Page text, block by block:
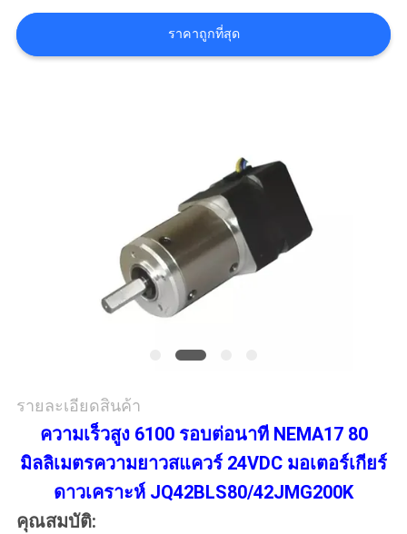
ขอ
ใบ
เป็น
ส่วน
ราคาถูกที่สุด
รายละเอียดสินค้า
ความเร็วสูง 6100 รอบต่อนาที NEMA17 80
มิลลิเมตรความยาวสแควร์ 24VDC มอเตอร์เกียร์
ดาวเคราะห์ JQ42BLS80/42JMG200K
คุณสมบัติ: